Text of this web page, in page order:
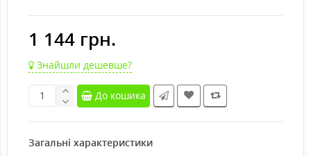
1 144 грн.
Знайшли дешевше?
До кошика
Загальні характеристики